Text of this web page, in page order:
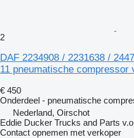
2
DAF 2234908 / 2231638 /
11 pneumatische compressor
€ 450
Onderdeel - pneumatische
Nederland, Oirschot
Eddie Ducker Trucks and Parts
Contact opnemen met verkoper